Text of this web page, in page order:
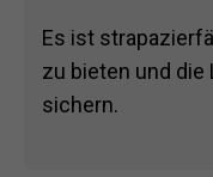
Es ist
zu bieten und die
sichern.